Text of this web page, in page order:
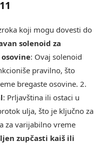
koji mogu dovesti do
solenoid za
: Ovaj solenoid
pravilno, što
bregaste osovine. 2.
: Prljavština ili ostaci u
ulja, što je ključno za
za varijabilno vreme
zupčasti kaiš ili